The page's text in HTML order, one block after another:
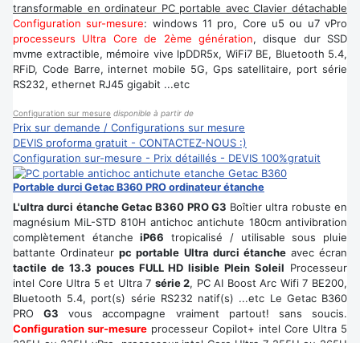
transformable en ordinateur PC portable avec Clavier détachable
Configuration sur-mesure: windows 11 pro, Core u5 ou u7 vPro
processeurs Ultra Core de 2ème génération, disque dur SSD
mvme extractible, mémoire vive lpDDR5x, WiFi7 BE, Bluetooth 5.4,
RFiD, Code Barre, internet mobile 5G, Gps satellitaire, port série
RS232, ethernet RJ45 gigabit ...etc
Configuration sur mesure disponible à partir de
Prix sur demande / Configurations sur mesure
DEVIS proforma gratuit - CONTACTEZ-NOUS :)
Configuration sur-mesure - Prix détaillés - DEVIS 100%gratuit
Portable durci Getac B360 PRO ordinateur étanche
L'ultra durci étanche Getac B360 PRO G3 Boîtier ultra robuste en
magnésium MiL-STD 810H antichoc antichute 180cm antivibration
complètement étancheiP66 tropicalisé / utilisable sous pluie
battante Ordinateurpc portable Ultra durci étancheavec écran
tactile de 13.3 pouces FULL HD lisible Plein Soleil Processeur
intel Core Ultra 5 et Ultra 7 série 2, PC AI Boost Arc Wifi 7 BE200,
Bluetooth 5.4, port(s) série RS232 natif(s) ...etc Le Getac B360
PROG3 vous accompagne vraiment partout! sans soucis.
Configuration sur-mesure processeur Copilot+ intel Core Ultra 5